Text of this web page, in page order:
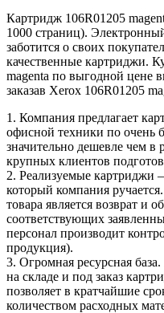
Картридж 106R01205
1000 страниц).
заботится о своих
качественные картриджи.
magenta по выгодной цене
заказав Xerox 106R01205
1. Компания предлагает
офисной техники по очень
значительно дешевле чем в
крупных клиентов
2. Реализуемые картриджи
который компания
товара является возврат и
соответствующих
персонал производит
продукция).
3. Огромная ресурсная
на складе и под заказ
позволяет в кратчайшие
количеством расходных